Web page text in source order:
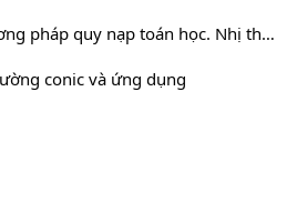
Chuyên đề 2: Phương pháp quy nạp toán học. Nhị thức Newton
conic và ứng dụng